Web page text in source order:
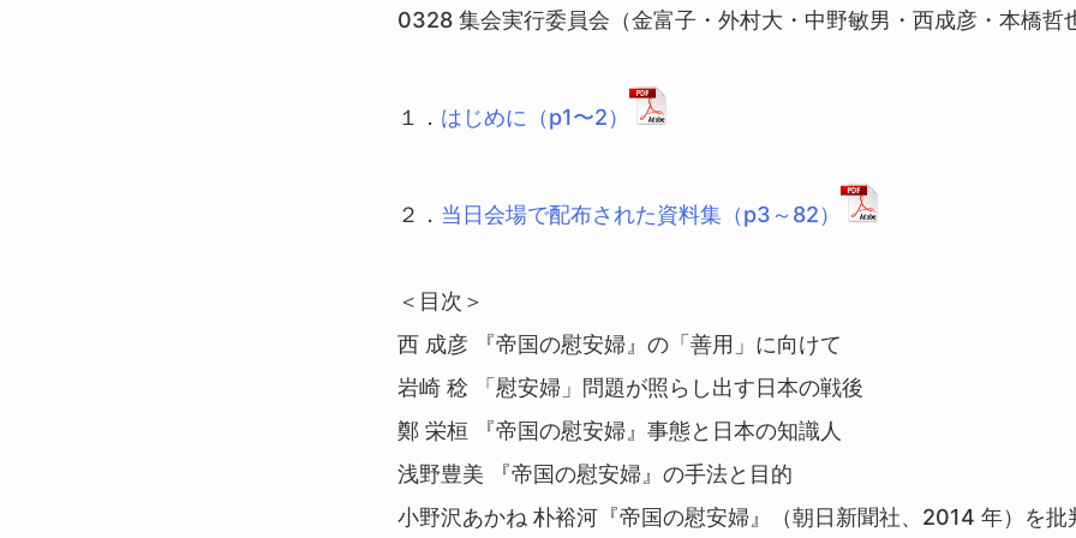
0328 集会実行委員会（金富子・外村大・中野敏男・西成彦・本橋哲
１． はじめに（p1〜2）
２． 当日会場で配布された資料集（p3～82）
＜目次＞
西 成彦 『帝国の慰安婦』の「善用」に向けて
岩崎 稔 「慰安婦」問題が照らし出す日本の戦後
鄭 栄桓 『帝国の慰安婦』事態と日本の知識人
浅野豊美 『帝国の慰安婦』の手法と目的
小野沢あかね 朴裕河『帝国の慰安婦』（朝日新聞社、2014 年）を